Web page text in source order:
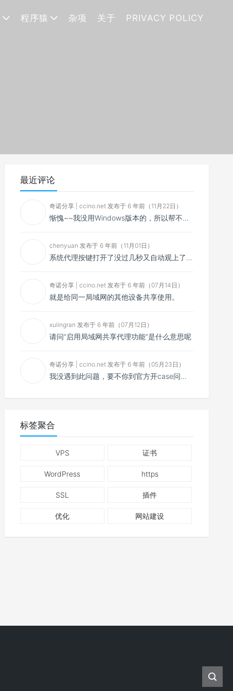
程序猿 杂项 关于 PRIVACY POLICY
最近评论
奇诺分享 | ccino.net 发布于 6 年前（11月22日）
惭愧~~我没用Windows版本的，所以帮不了你~~
chenyuan 发布于 6 年前（11月01日）
系统代理按键打开了没过几秒又自动观上了，导致一直打开不了，是什么问题呢？感谢大佬，请帮帮忙！谢谢！
奇诺分享 | ccino.net 发布于 6 年前（07月14日）
就是给同一局域网的其他设备共享使用。
xulingran 发布于 6 年前（07月12日）
请问“启用局域网共享代理功能”是什么意思呢
奇诺分享 | ccino.net 发布于 6 年前（05月23日）
我没遇到此问题，要不你到官方开case问问看？
标签聚合
VPS 证书
WordPress https
SSL 插件
优化 网站建设